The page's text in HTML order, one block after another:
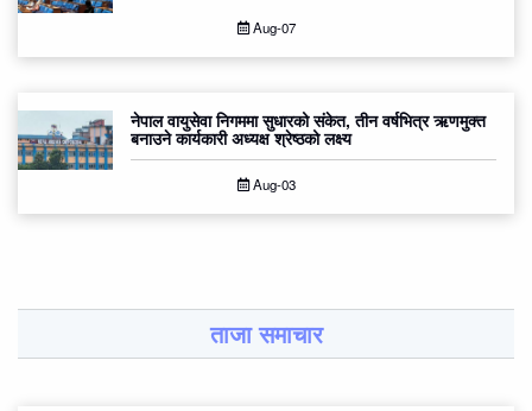
Aug-07
नेपाल वायुसेवा निगममा सुधारको संकेत, तीन वर्षभित्र ऋणमुक्त
बनाउने कार्यकारी अध्यक्ष श्रेष्ठको लक्ष्य
Aug-03
ताजा समाचार